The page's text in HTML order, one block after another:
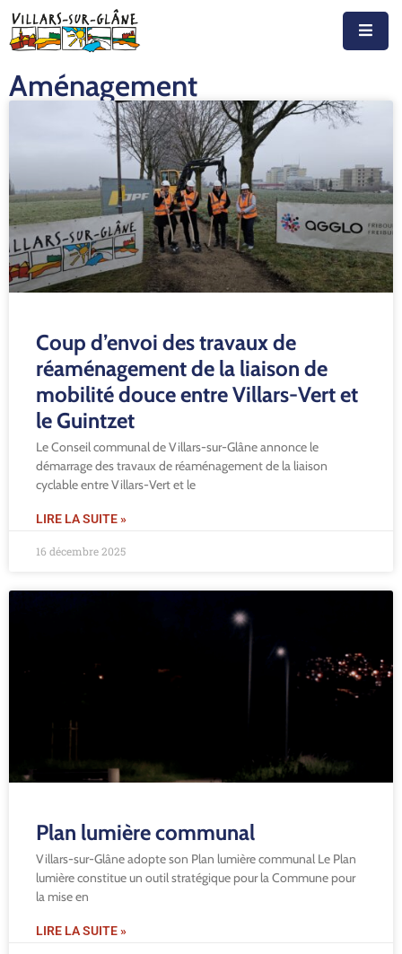
Accueil
Autorités
Prestations
Documents
Emplois
Contact
Aménagement
Coup d’envoi des travaux de
réaménagement de la liaison de
mobilité douce entre Villars-Vert et
le Guintzet
Le Conseil communal de Villars-sur-Glâne annonce le
démarrage des travaux de réaménagement de la liaison
cyclable entre Villars-Vert et le
LIRE LA SUITE »
16 décembre 2025
Plan lumière communal
Villars-sur-Glâne adopte son Plan lumière communal Le Plan
lumière constitue un outil stratégique pour la Commune pour
la mise en
LIRE LA SUITE »